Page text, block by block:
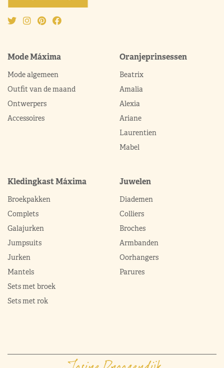
Mode Máxima
Mode algemeen
Outfit van de maand
Ontwerpers
Accessoires
Oranjeprinsessen
Beatrix
Amalia
Alexia
Ariane
Laurentien
Mabel
Kledingkast Máxima
Broekpakken
Complets
Galajurken
Jumpsuits
Jurken
Mantels
Sets met broek
Sets met rok
Juwelen
Diademen
Colliers
Broches
Armbanden
Oorhangers
Parures